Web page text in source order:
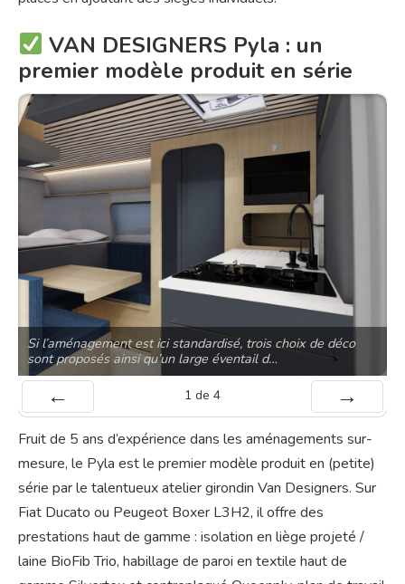
VAN DESIGNERS Pyla : un
premier modèle produit en série
Si l’aménagement est ici standardisé, trois choix de déco
sont proposés ainsi qu’un large éventail d…
1 de 4
Fruit de 5 ans d’expérience dans les aménagements sur-
mesure, le Pyla est le premier modèle produit en (petite)
série par le talentueux atelier girondin Van Designers. Sur
Fiat Ducato ou Peugeot Boxer L3H2, il offre des
prestations haut de gamme : isolation en liège projeté /
laine BioFib Trio, habillage de paroi en textile haut de